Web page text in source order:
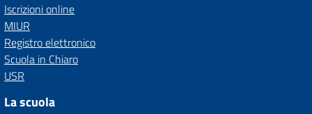
Iscrizioni online
MIUR
Registro elettronico
Scuola in Chiaro
USR
La scuola